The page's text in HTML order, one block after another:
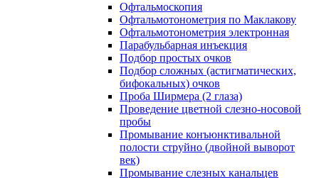
Офтальмоскопия
Офтальмотонометрия по Маклакову
Офтальмотонометрия электронная
Парабульбарная инъекция
Подбор простых очков
Подбор сложных (астигматических,
бифокальных) очков
Проба Ширмера (2 глаза)
Проведение цветной слезно-носовой
пробы
Промывание конъюнктивальной
полости струйно (двойной выворот
век)
Промывание слезных канальцев